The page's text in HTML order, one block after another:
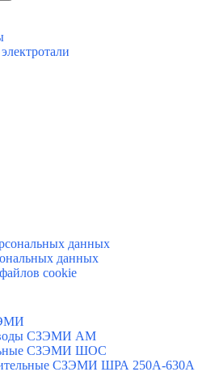
данных
данных
cookie
СЗЭМИ АМ
СЗЭМИ ШОС
СЗЭМИ ШРА 250А-630А